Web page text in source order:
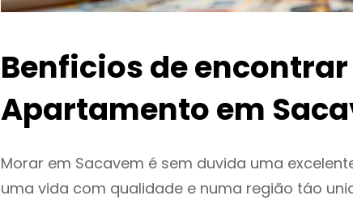
Benficios de
Apartamento em
Morar em Sacavem é sem duvida uma
uma vida com qualidade e numa região táo